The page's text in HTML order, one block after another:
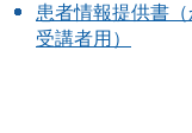
患者情報提供書
受講者用）